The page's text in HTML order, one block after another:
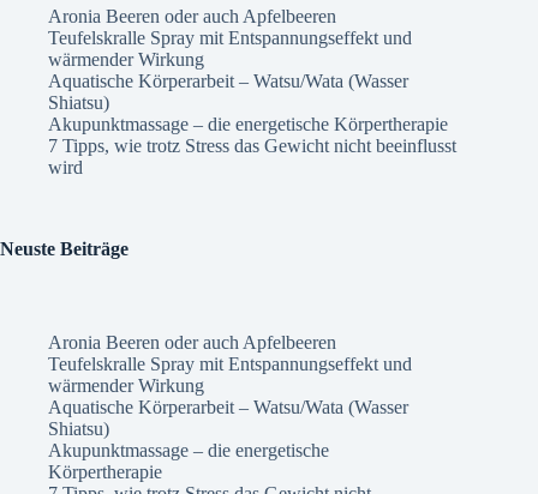
Aronia Beeren oder auch Apfelbeeren
Teufelskralle Spray mit Entspannungseffekt und
wärmender Wirkung
Aquatische Körperarbeit – Watsu/Wata (Wasser
Shiatsu)
Akupunktmassage – die energetische Körpertherapie
7 Tipps, wie trotz Stress das Gewicht nicht beeinflusst
wird
Neuste Beiträge
Aronia Beeren oder auch Apfelbeeren
Teufelskralle Spray mit Entspannungseffekt und
wärmender Wirkung
Aquatische Körperarbeit – Watsu/Wata (Wasser
Shiatsu)
Akupunktmassage – die energetische
Körpertherapie